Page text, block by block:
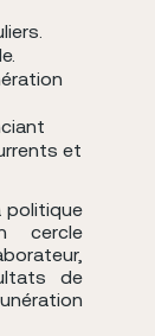
et
politique
cercle
de